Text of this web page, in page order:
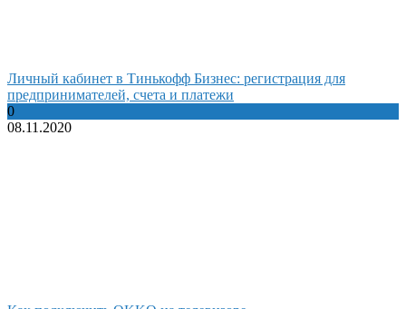
Личный кабинет в Тинькофф Бизнес: регистрация для
предпринимателей, счета и платежи
0
08.11.2020